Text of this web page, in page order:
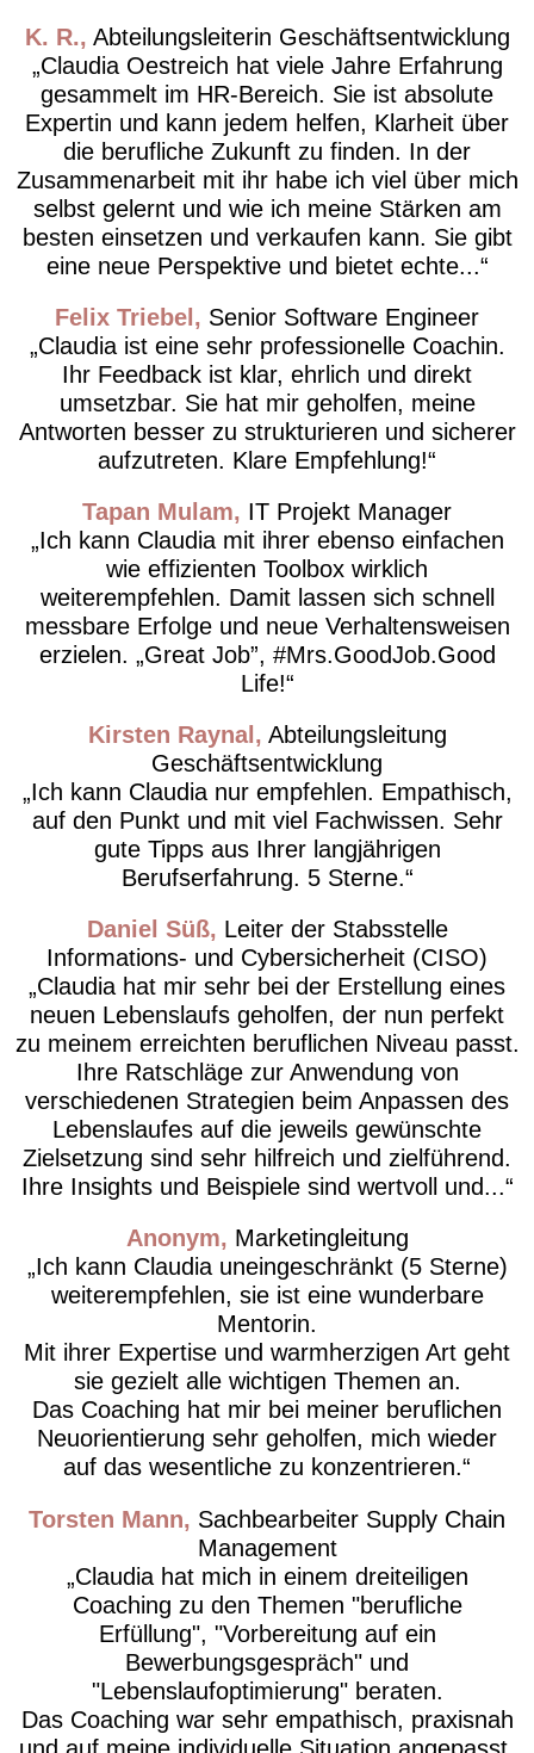
K. R. Abteilungsleiterin Geschäftsentwicklung
Claudia Oestreich hat viele Jahre Erfahrung
gesammelt im HR-Bereich. Sie ist absolute
Expertin und kann jedem helfen, Klarheit über
die berufliche Zukunft zu finden. In der
Zusammenarbeit mit ihr habe ich viel über mich
selbst gelernt und wie ich meine Stärken am
besten einsetzen und verkaufen kann. Sie gibt
eine neue Perspektive und bietet echte...
Felix Triebel
Senior Software Engineer
Claudia ist eine sehr professionelle Coachin.
Ihr Feedback ist klar, ehrlich und direkt
umsetzbar. Sie hat mir geholfen, meine
Antworten besser zu strukturieren und sicherer
aufzutreten. Klare Empfehlung!
Tapan Mulam
IT Projekt Manager
Ich kann Claudia mit ihrer ebenso einfachen
wie effizienten Toolbox wirklich
weiterempfehlen. Damit lassen sich schnell
messbare Erfolge und neue Verhaltensweisen
erzielen. „Great Job”, #Mrs.GoodJob.Good
Life!
Kirsten Raynal
Abteilungsleitung
Geschäftsentwicklung
Ich kann Claudia nur empfehlen. Empathisch,
auf den Punkt und mit viel Fachwissen. Sehr
gute Tipps aus Ihrer langjährigen
Berufserfahrung. 5 Sterne.
Daniel Süß
Leiter der Stabsstelle
Informations- und Cybersicherheit (CISO)
Claudia hat mir sehr bei der Erstellung eines
neuen Lebenslaufs geholfen, der nun perfekt
zu meinem erreichten beruflichen Niveau passt.
Ihre Ratschläge zur Anwendung von
verschiedenen Strategien beim Anpassen des
Lebenslaufes auf die jeweils gewünschte
Zielsetzung sind sehr hilfreich und zielführend.
Ihre Insights und Beispiele sind wertvoll und...
Anonym
Marketingleitung
Ich kann Claudia uneingeschränkt (5 Sterne)
weiterempfehlen, sie ist eine wunderbare
Mentorin.
Mit ihrer Expertise und warmherzigen Art geht
sie gezielt alle wichtigen Themen an.
Das Coaching hat mir bei meiner beruflichen
Neuorientierung sehr geholfen, mich wieder
auf das wesentliche zu konzentrieren.
Torsten Mann
Sachbearbeiter Supply Chain
Management
Claudia hat mich in einem dreiteiligen
Coaching zu den Themen "berufliche
Erfüllung", "Vorbereitung auf ein
Bewerbungsgespräch" und
"Lebenslaufoptimierung" beraten.
Das Coaching war sehr empathisch, praxisnah